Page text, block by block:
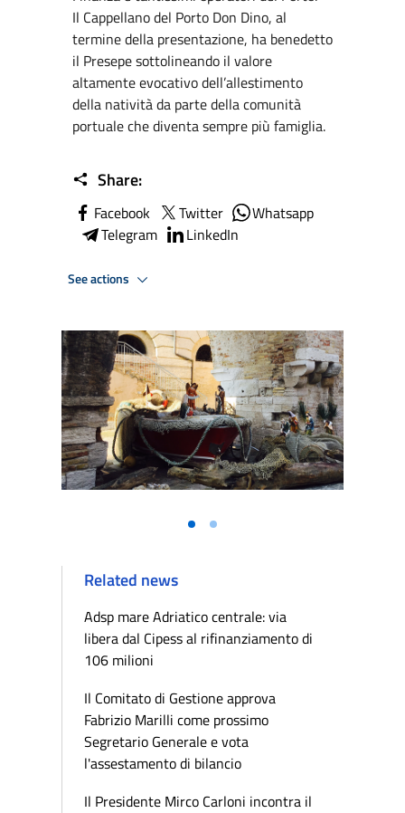
Il Cappellano del Porto Don Dino, al
termine della presentazione, ha benedetto
il Presepe sottolineando il valore
altamente evocativo dell’allestimento
della natività da parte della comunità
portuale che diventa sempre più famiglia.
Share:
Facebook Twitter
Whatsapp
Telegram
LinkedIn
See actions
Vai alla slide 1
Vai alla slide 2
Related news
Adsp mare Adriatico centrale: via
libera dal Cipess al rifinanziamento di
106 milioni
Il Comitato di Gestione approva
Fabrizio Marilli come prossimo
Segretario Generale e vota
l'assestamento di bilancio
Il Presidente Mirco Carloni incontra il